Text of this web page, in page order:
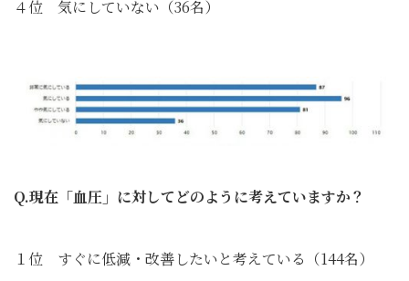
４位 気にしていない（36名）
Q.現在「血圧」に対してどのように考えていますか？
１位 すぐに低減・改善したいと考えている（144名）